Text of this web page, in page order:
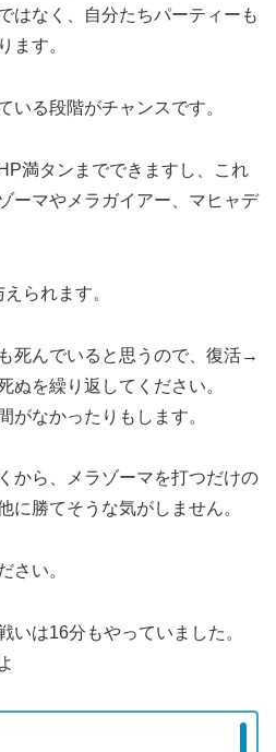
はなく、自分たちパーティーも
ます。
いる段階がチャンスです。
満タンまでできますし、これ
ーマやメラガイアー、マヒャデ
られます。
死んでいると思うので、復活→
を繰り返してください。
なかったりもします。
から、メラゾーマを打つだけの
に勝てそうな気がしません。
さい。
いは16分もやっていました。